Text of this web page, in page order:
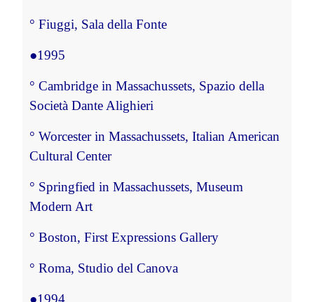
° Fiuggi, Sala della Fonte
●1995
° Cambridge in Massachussets, Spazio della
Società Dante Alighieri
° Worcester in Massachussets, Italian American
Cultural Center
° Springfied in Massachussets, Museum
Modern Art
° Boston, First Expressions Gallery
° Roma, Studio del Canova
●1994